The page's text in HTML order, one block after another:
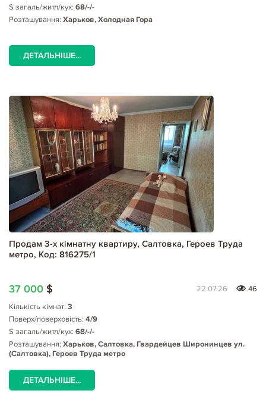
S загаль/житл/кух: 68/-/-
Розташування: Харьков, Холодная Гора
ДЕТАЛЬНІШЕ...
Продам 3-х кімнатну квартиру, Салтовка, Героев Труда
метро, Код: 816275/1
37 000 $ 22.07.26
46
Кількість кімнат: 3
Поверх/поверховість: 4/9
S загаль/житл/кух: 68/-/-
Розташування: Харьков, Салтовка, Гвардейцев Широнинцев ул.
(Салтовка), Героев Труда метро
ДЕТАЛЬНІШЕ...